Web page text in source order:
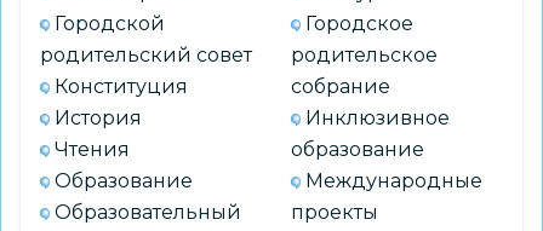
Городской
родительский совет
Конституция
История
Чтения
Образование
Образовательный
Городское
родительское
собрание
Инклюзивное
образование
Международные
проекты